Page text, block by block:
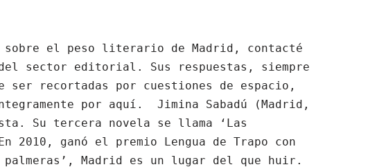
el peso literario de Madrid, contacté
sector editorial. Sus respuestas, siempre
ser recortadas por cuestiones de espacio,
por aquí. Jimina Sabadú (Madrid,
Su tercera novela se llama ‘Las
2010, ganó el premio Lengua de Trapo con
Madrid es un lugar del que huir.